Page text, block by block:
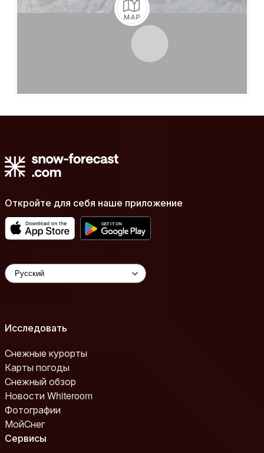
Откройте для себя наше приложение
Исследовать
Снежные курорты
Карты погоды
Снежный обзор
Новости Whiteroom
Фотографии
МойСнег
Сервисы